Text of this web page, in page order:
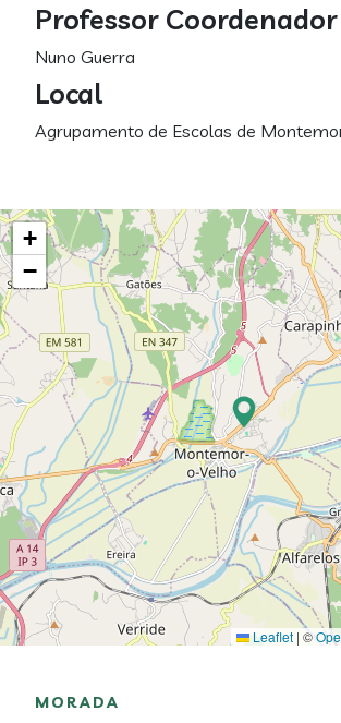
Professor Coordenador
Nuno Guerra
Local
Agrupamento de Escolas de
+
−
Leaflet | ©
MORADA